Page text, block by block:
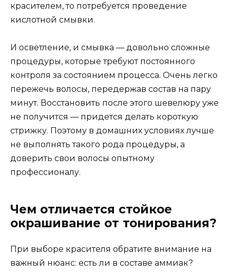
красителем, то потребуется проведение
кислотной смывки.
И осветление, и смывка — довольно сложные
процедуры, которые требуют постоянного
контроля за состоянием процесса. Очень легко
пережечь волосы, передержав состав на пару
минут. Восстановить после этого шевелюру уже
не получится — придется делать короткую
стрижку. Поэтому в домашних условиях лучше
не выполнять такого рода процедуры, а
доверить свои волосы опытному
профессионалу.
Чем отличается стойкое
окрашивание от тонирования?
При выборе красителя обратите внимание на
важный нюанс: есть ли в составе аммиак?